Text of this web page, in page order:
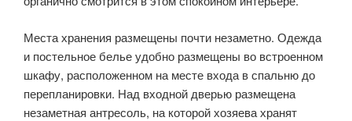
Места хранения размещены почти незаметно. Одежда
и постельное белье удобно размещены во встроенном
шкафу, расположенном на месте входа в спальню до
перепланировки. Над входной дверью размещена
незаметная антресоль, на которой хозяева хранят